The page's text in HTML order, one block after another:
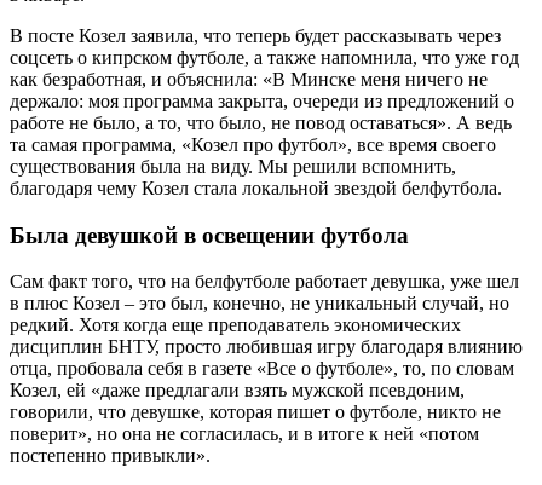
В посте Козел заявила, что теперь будет рассказывать через
соцсеть о кипрском футболе, а также напомнила, что уже год
как безработная, и объяснила: «В Минске меня ничего не
держало: моя программа закрыта, очереди из предложений о
работе не было, а то, что было, не повод оставаться». А ведь
та самая программа, «Козел про футбол», все время своего
существования была на виду. Мы решили вспомнить,
благодаря чему Козел стала локальной звездой белфутбола.
Была девушкой в освещении футбола
Сам факт того, что на белфутболе работает девушка, уже шел
в плюс Козел – это был, конечно, не уникальный случай, но
редкий. Хотя когда еще преподаватель экономических
дисциплин БНТУ, просто любившая игру благодаря влиянию
отца, пробовала себя в газете «Все о футболе», то, по словам
Козел, ей «даже предлагали взять мужской псевдоним,
говорили, что девушке, которая пишет о футболе, никто не
поверит», но она не согласилась, и в итоге к ней «потом
постепенно привыкли».